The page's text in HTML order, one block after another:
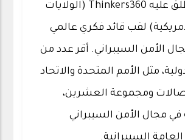
وعالميًا. أطلق عليه Thinkers360 (الولايات
لقب قائد فكري عالمي
الأمن السيبراني. أقر عدد من
مثل الأمم المتحدة والاتحاد
ومجموعة العشرين،
في مجال الأمن السيبراني
السيبرانية.